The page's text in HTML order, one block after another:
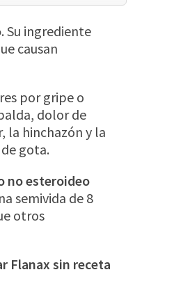
. Su ingrediente
causan
por gripe o
dolor de
la hinchazón y la
gota.
no esteroideo
semivida de 8
otros
Flanax sin receta